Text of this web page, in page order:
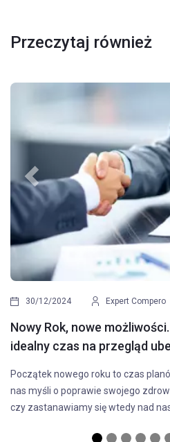
Przeczytaj również
Expert Compero
możliwości. Początek roku
przegląd ubezpieczeń
to czas planów i postanowień.
swojego zdrowia, finansów czy
wtedy nad naszymi
Previous